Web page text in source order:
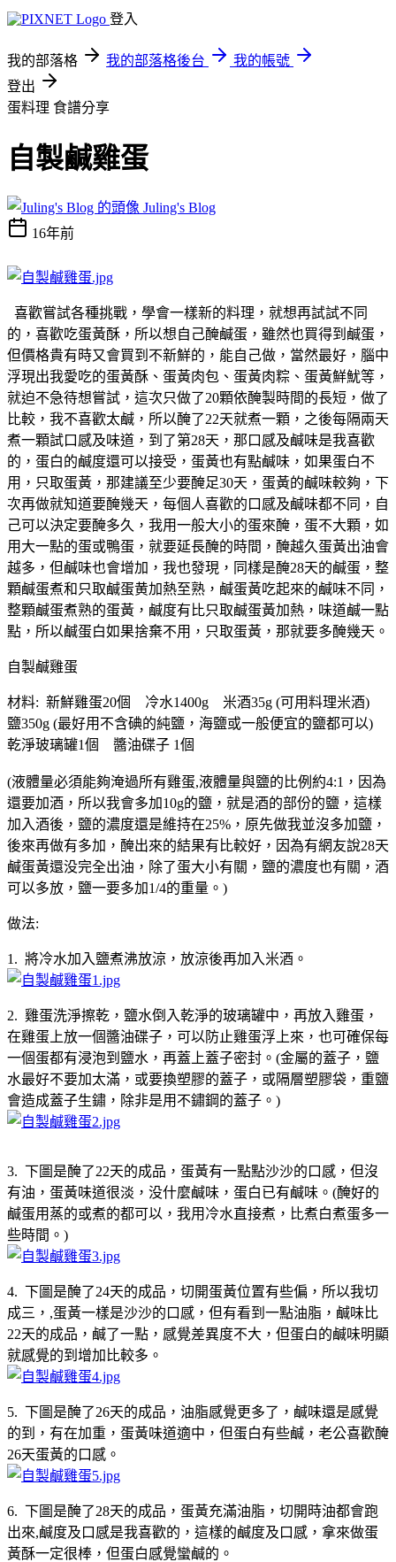
登入
我的部落格 我的部落格後台
我的帳號
登出
蛋料理 食譜分享
自製鹹雞蛋
Juling's Blog
16年前
喜歡嘗試各種挑戰，學會一樣新的料理，就想再試試不同
的，喜歡吃蛋黃酥，所以想自己醃鹹蛋，雖然也買得到鹹蛋，
但價格貴有時又會買到不新鮮的，能自己做，當然最好，腦中
浮現出我愛吃的蛋黃酥、蛋黃肉包、蛋黃肉粽、蛋黃鮮魷等，
就迫不急待想嘗試，這次只做了20顆依醃製時間的長短，做了
比較，我不喜歡太鹹，所以醃了22天就煮一顆，之後每隔兩天
煮一顆試口感及味道，到了第28天，那口感及鹹味是我喜歡
的，蛋白的鹹度還可以接受，蛋黃也有點鹹味，如果蛋白不
用，只取蛋黃，那建議至少要醃足30天，蛋黃的鹹味較夠，下
次再做就知道要醃幾天，每個人喜歡的口感及鹹味都不同，自
己可以決定要醃多久，我用一般大小的蛋來醃，蛋不大顆，如
用大一點的蛋或鴨蛋，就要延長醃的時間，醃越久蛋黃出油會
越多，但鹹味也會增加，我也發現，同樣是醃28天的鹹蛋，整
顆鹹蛋煮和只取鹹蛋黄加熱至熟，鹹蛋黃吃起來的鹹味不同，
整顆鹹蛋煮熟的蛋黃，鹹度有比只取鹹蛋黃加熱，味道鹹一點
點，所以鹹蛋白如果捨棄不用，只取蛋黃，那就要多醃幾天。
自製鹹雞蛋
材料: 新鮮雞蛋20個 冷水1400g 米酒35g (可用料理米酒)
鹽350g (最好用不含碘的純鹽，海鹽或一般便宜的鹽都可以)
乾淨玻璃罐1個 醬油碟子 1個
(液體量必須能夠淹過所有雞蛋,液體量與鹽的比例約4:1，因為
還要加酒，所以我會多加10g的鹽，就是酒的部份的鹽，這樣
加入酒後，鹽的濃度還是維持在25%，原先做我並沒多加鹽，
後來再做有多加，醃出來的結果有比較好，因為有網友說28天
鹹蛋黃還没完全出油，除了蛋大小有關，鹽的濃度也有關，酒
可以多放，鹽一要多加1/4的重量。)
做法:
1. 將冷水加入鹽煮沸放涼，放涼後再加入米酒。
2. 雞蛋洗淨擦乾，鹽水倒入乾淨的玻璃罐中，再放入雞蛋，
在雞蛋上放一個醬油碟子，可以防止雞蛋浮上來，也可確保每
一個蛋都有浸泡到鹽水，再蓋上蓋子密封。(金屬的蓋子，鹽
水最好不要加太滿，或要換塑膠的蓋子，或隔層塑膠袋，重鹽
會造成蓋子生鏽，除非是用不鏽鋼的蓋子。)
3. 下圖是醃了22天的成品，蛋黃有一點點沙沙的口感，但沒
有油，蛋黃味道很淡，没什麼鹹味，蛋白已有鹹味。(醃好的
鹹蛋用蒸的或煮的都可以，我用冷水直接煮，比煮白煮蛋多一
些時間。)
4. 下圖是醃了24天的成品，切開蛋黃位置有些偏，所以我切
成三，,蛋黃一樣是沙沙的口感，但有看到一點油脂，鹹味比
22天的成品，鹹了一點，感覺差異度不大，但蛋白的鹹味明顯
就感覺的到增加比較多。
5. 下圖是醃了26天的成品，油脂感覺更多了，鹹味還是感覺
的到，有在加重，蛋黃味道適中，但蛋白有些鹹，老公喜歡醃
26天蛋黃的口感。
6. 下圖是醃了28天的成品，蛋黃充滿油脂，切開時油都會跑
出來,鹹度及口感是我喜歡的，這樣的鹹度及口感，拿來做蛋
黃酥一定很棒，但蛋白感覺蠻鹹的。